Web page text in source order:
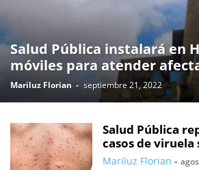
Salud Pública instalará en
móviles para atender
Mariluz Florian - septiembre 21, 2022
Salud Pública
casos de viruela
Mariluz Florian -